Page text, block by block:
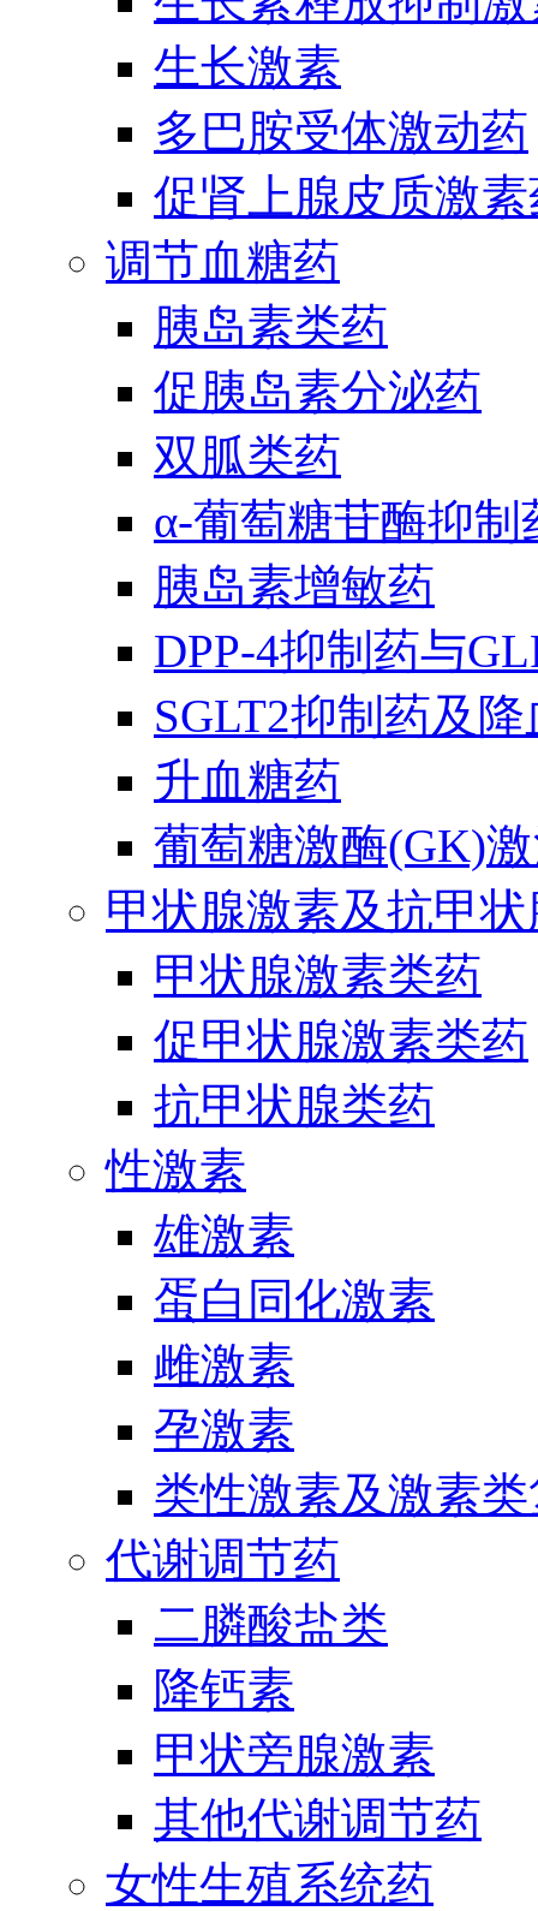
生长激素
多巴胺受体激动药
促肾上腺皮质激
调节血糖药
胰岛素类药
促胰岛素分泌药
双胍类药
α-葡萄糖苷酶抑制
胰岛素增敏药
DPP-4抑制药与
SGLT2抑制药及
升血糖药
葡萄糖激酶(GK)
甲状腺激素及抗甲
甲状腺激素类药
促甲状腺激素类药
抗甲状腺类药
性激素
雄激素
蛋白同化激素
雌激素
孕激素
类性激素及激素
代谢调节药
二膦酸盐类
降钙素
甲状旁腺激素
其他代谢调节药
女性生殖系统药